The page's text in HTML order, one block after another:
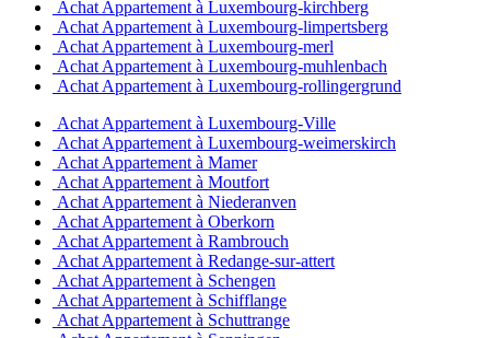
Achat Appartement à Luxembourg-kirchberg
Achat Appartement à Luxembourg-limpertsberg
Achat Appartement à Luxembourg-merl
Achat Appartement à Luxembourg-muhlenbach
Achat Appartement à Luxembourg-rollingergrund
Achat Appartement à Luxembourg-Ville
Achat Appartement à Luxembourg-weimerskirch
Achat Appartement à Mamer
Achat Appartement à Moutfort
Achat Appartement à Niederanven
Achat Appartement à Oberkorn
Achat Appartement à Rambrouch
Achat Appartement à Redange-sur-attert
Achat Appartement à Schengen
Achat Appartement à Schifflange
Achat Appartement à Schuttrange